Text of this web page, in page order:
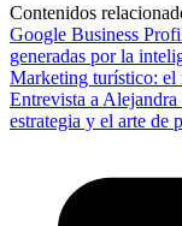
Contenidos
Google Business
generadas por la
Marketing turístico: el
Entrevista a
estrategia y el arte de